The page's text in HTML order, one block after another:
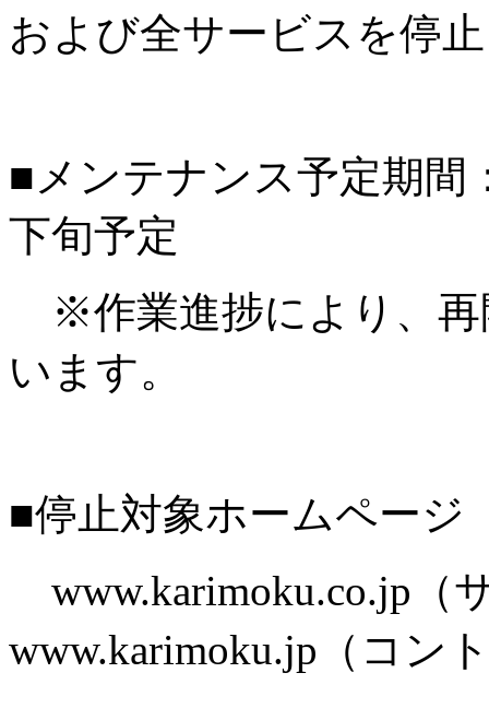
および全サービスを停
■メンテナンス予定期間
下旬予定
※作業進捗により、再
います。
■停止対象ホームページ
www.karimoku.co.jp（
www.karimoku.jp（コン